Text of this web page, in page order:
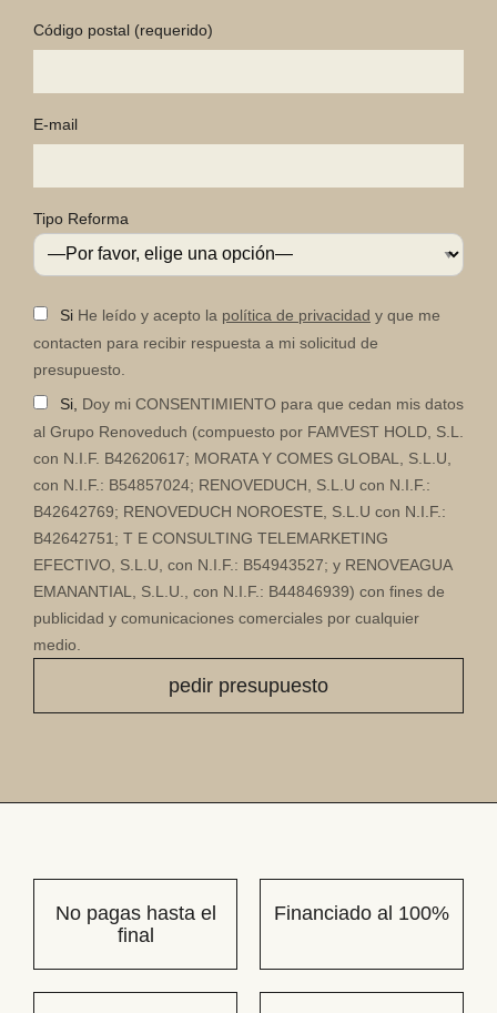
Código postal (requerido)
E-mail
Tipo Reforma
Si He leído y acepto la política de privacidad y que me
contacten para recibir respuesta a mi solicitud de
presupuesto.
Si, Doy mi CONSENTIMIENTO para que cedan mis datos
al Grupo Renoveduch (compuesto por FAMVEST HOLD, S.L.
con N.I.F. B42620617; MORATA Y COMES GLOBAL, S.L.U,
con N.I.F.: B54857024; RENOVEDUCH, S.L.U con N.I.F.:
B42642769; RENOVEDUCH NOROESTE, S.L.U con N.I.F.:
B42642751; T E CONSULTING TELEMARKETING
EFECTIVO, S.L.U, con N.I.F.: B54943527; y RENOVEAGUA
EMANANTIAL, S.L.U., con N.I.F.: B44846939) con fines de
publicidad y comunicaciones comerciales por cualquier
medio.
No pagas hasta el
final
Financiado al 100%